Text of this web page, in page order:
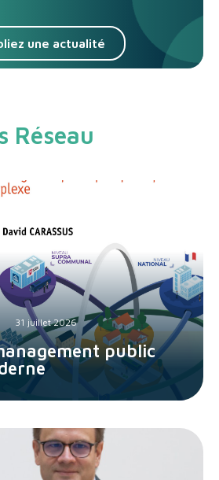
une actualité
Réseau
31 juillet 2026
public